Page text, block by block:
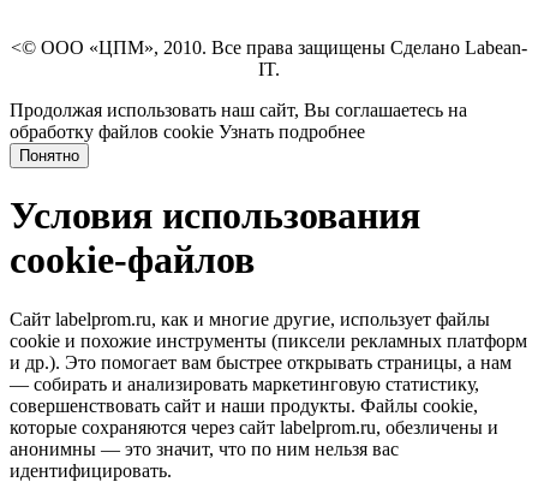
<© ООО «ЦПМ», 2010. Все права защищены Сделано Labean-
IT.
Продолжая использовать наш сайт, Вы соглашаетесь на
обработку файлов cookie Узнать подробнее
Понятно
Условия использования
cookie-файлов
Сайт labelprom.ru, как и многие другие, использует файлы
cookie и похожие инструменты (пиксели рекламных платформ
и др.). Это помогает вам быстрее открывать страницы, а нам
— собирать и анализировать маркетинговую статистику,
совершенствовать сайт и наши продукты. Файлы сookie,
которые сохраняются через сайт labelprom.ru, обезличены и
анонимны — это значит, что по ним нельзя вас
идентифицировать.